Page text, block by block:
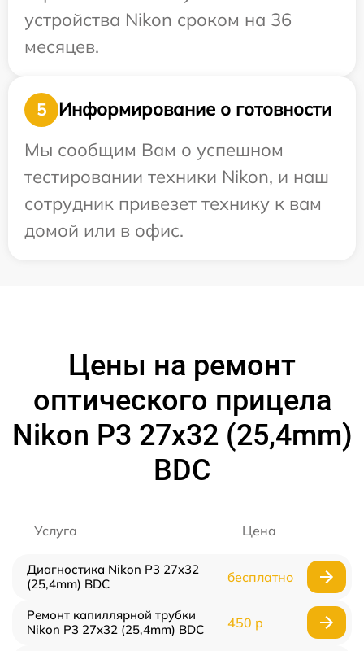
устройства Nikon сроком на 36
месяцев.
5
Информирование о готовности
Мы сообщим Вам о успешном
тестировании техники Nikon, и наш
сотрудник привезет технику к вам
домой или в офис.
Цены на ремонт
оптического прицела
Nikon P3 27x32 (25,4mm)
BDC
Услуга Цена
Диагностика Nikon P3 27x32
(25,4mm) BDC
бесплатно
Ремонт капиллярной трубки
Nikon P3 27x32 (25,4mm) BDC
450 р